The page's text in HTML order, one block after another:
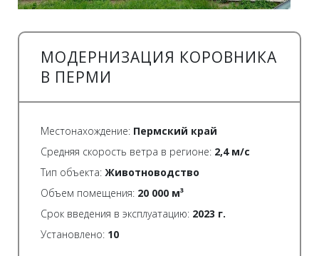
МОДЕРНИЗАЦИЯ КОРОВНИКА
В ПЕРМИ
Местонахождение: Пермский край
Средняя скорость ветра в регионе: 2,4 м/с
Тип объекта: Животноводство
Объем помещения: 20 000 м³
Срок введения в эксплуатацию: 2023 г.
Установлено: 10